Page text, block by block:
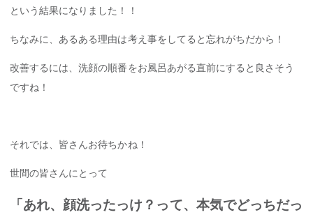
という結果になりました！！
ちなみに、あるある理由は考え事をしてると忘れがちだから！
改善するには、洗顔の順番をお風呂あがる直前にすると良さそう
ですね！
それでは、皆さんお待ちかね！
世間の皆さんにとって
「あれ、顔洗ったっけ？って、本気でどっちだっ